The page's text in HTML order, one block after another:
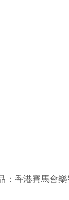
香港賽馬會樂